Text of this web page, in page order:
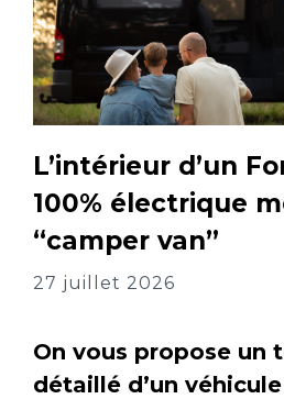
L’intérieur d’un
100% électrique
“camper van”
27 juillet 2026
On vous propose un
détaillé d’un